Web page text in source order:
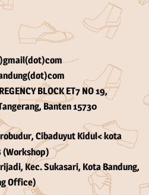
BLOCK ET7 NO 19,
Banten 15730
Cibaduyut Kidul< kota
(Workshop)
Kec. Sukasari, Kota Bandung,
Office)